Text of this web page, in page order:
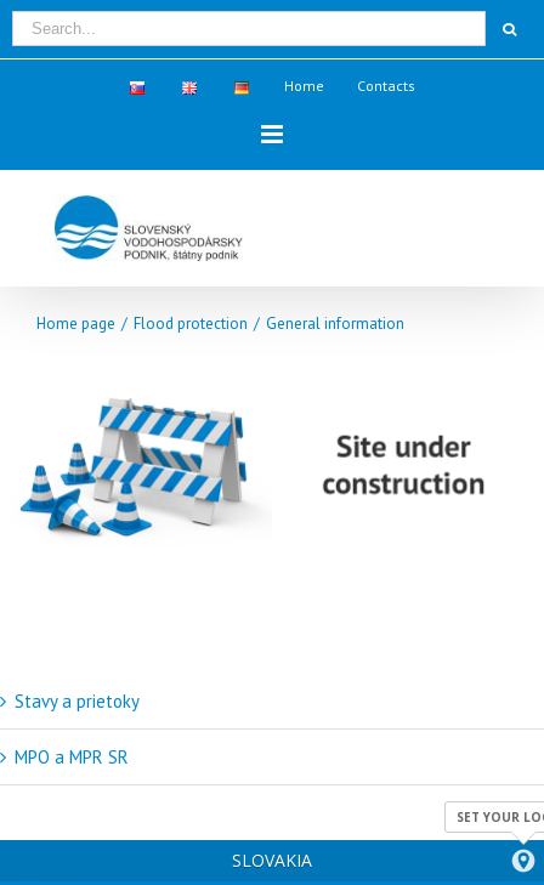
Home Contacts
Home page / Flood protection / General information
Stavy a prietoky
MPO a MPR SR
SLOVAKIA
SET YOUR